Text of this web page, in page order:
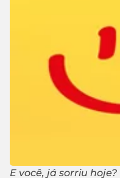
E você, já sorriu hoje?